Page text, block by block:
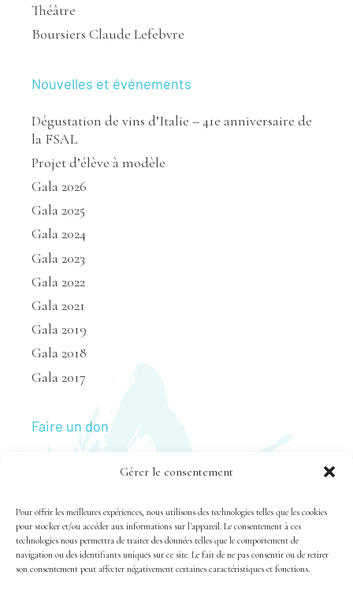
Gérer le consentement
Pour offrir les meilleures expériences, nous utilisons des technologies telles que les cookies
pour stocker et/ou accéder aux informations sur l'appareil. Le consentement à ces
technologies nous permettra de traiter des données telles que le comportement de
navigation ou des identifiants uniques sur ce site. Le fait de ne pas consentir ou de retirer
son consentement peut affecter négativement certaines caractéristiques et fonctions.
Théâtre
Boursiers Claude Lefebvre
Nouvelles et événements
Dégustation de vins d’Italie – 41e anniversaire de
la FSAL
Projet d’élève à modèle
Gala 2026
Gala 2025
Gala 2024
Gala 2023
Gala 2022
Gala 2021
Gala 2019
Gala 2018
Gala 2017
Faire un don